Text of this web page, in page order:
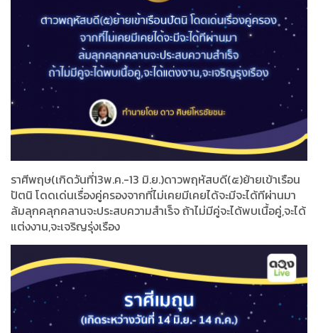
ราศีพฤษ(เกิดวันที่13พ.ค.-13 มิ.ย.)ดาวพฤหัสบดี(๕)ย้ายเข้าเรือน
ปัตนิ โดดเด่นเรื่องคู่ครองจากที่ไม่เคยมีเคยได้จะมีจะได้ทีผ่านมา
ล้มลุกคลุกคลานจะประสบความสำเร็จ ถ้าไม่มีคู่จะได้พบเนื้อคู่,จะได้
แต่งงาน,จะเจริญรุ่งเรือง